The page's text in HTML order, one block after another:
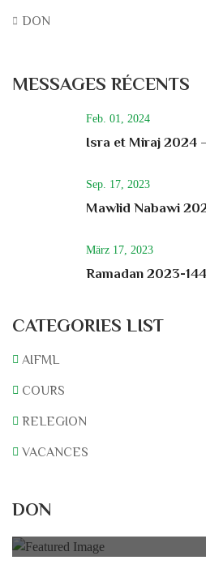
DON
MESSAGES RÉCENTS
Feb. 01, 2024
Isra et Miraj 2024
Sep. 17, 2023
Mawlid Nabawi
März 17, 2023
Ramadan 2023-
CATEGORIES LIST
AIFML
COURS
RELEGION
VACANCES
DON